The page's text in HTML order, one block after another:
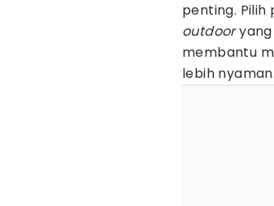
penting. Pilih
outdooryang
membantu
lebih nyaman.